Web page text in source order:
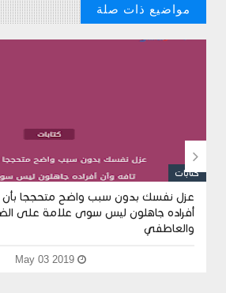
مواضيع ذات صلة
كتابات
عزل نفسك بدون سبب واضح متحججا بأن
أفراده جاهلون ليس سوى علامة على
والعاطفي
May 03 2019
